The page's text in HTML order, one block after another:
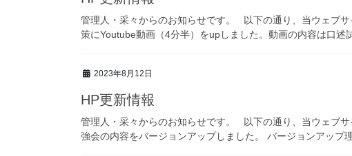
管理人・采々からのお知らせです。 以下の通り、当ウェブ
策にYoutube動画（4分半）をupしました。動画の内容は口
2023年8月12日
HP更新情報
管理人・采々からのお知らせです。 以下の通り、当ウェブ
強会の内容をバージョンアップしました。 バージョンアッ